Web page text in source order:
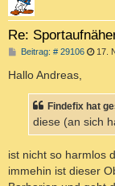
Re:
Beitrag: # 29106B
r
a
17.
Hallo Andreas,
Findefix hat
diese (an sich
ist nicht so harmlos
immehin ist dieser